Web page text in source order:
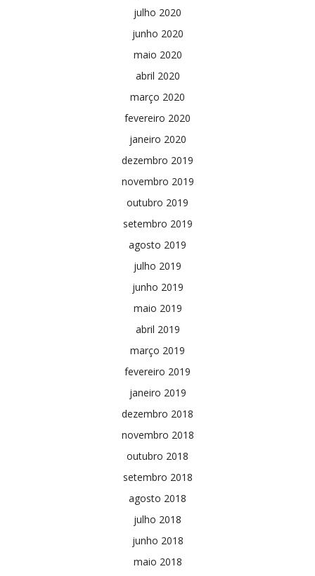
julho 2020
junho 2020
maio 2020
abril 2020
março 2020
fevereiro 2020
janeiro 2020
dezembro 2019
novembro 2019
outubro 2019
setembro 2019
agosto 2019
julho 2019
junho 2019
maio 2019
abril 2019
março 2019
fevereiro 2019
janeiro 2019
dezembro 2018
novembro 2018
outubro 2018
setembro 2018
agosto 2018
julho 2018
junho 2018
maio 2018